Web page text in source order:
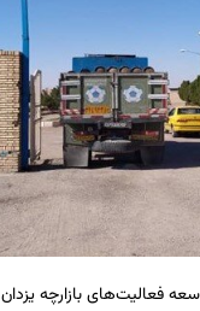
فعالیت‌های بازارچه یزدان